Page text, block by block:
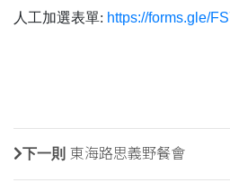
人工加選表單: https://forms.gle/
下一則 東海路思義野餐會